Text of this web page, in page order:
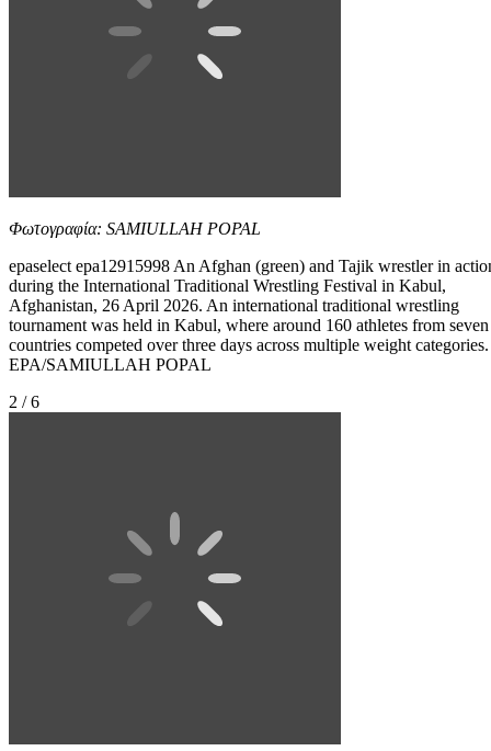
Φωτογραφία: SAMIULLAH POPAL
epaselect epa12915998 An Afghan (green) and Tajik wrestler in
during the International Traditional Wrestling Festival in Kabul,
Afghanistan, 26 April 2026. An international traditional wrestling
tournament was held in Kabul, where around 160 athletes from seven
countries competed over three days across multiple weight categories.
EPA/SAMIULLAH POPAL
2 / 6